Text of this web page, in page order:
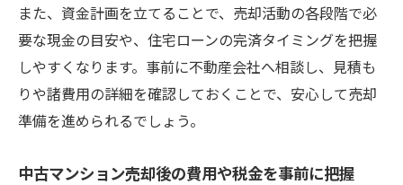
また、資金計画を立てることで、売却活動の各段階で必
要な現金の目安や、住宅ローンの完済タイミングを把握
しやすくなります。事前に不動産会社へ相談し、見積も
りや諸費用の詳細を確認しておくことで、安心して売却
準備を進められるでしょう。
中古マンション売却後の費用や税金を事前に把握